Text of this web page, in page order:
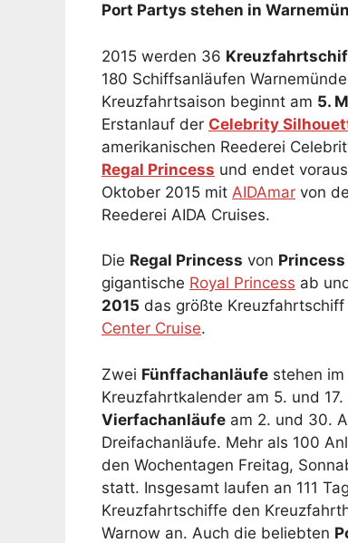
Port Partys stehen in
2015 werden 36
180 Schiffsanläufen
Kreuzfahrtsaison beginnt am 5.
Erstanlauf der Celebrity
amerikanischen Reederei
Regal Princess und endet
Oktober 2015 mit AIDAmar von
Reederei AIDA Cruises.
Die Regal Princess von
gigantische Royal Princess ab
2015 das größte Kreuzfahrtschiff
Center Cruise.
Zwei Fünffachanläufe stehen
Kreuzfahrtkalender am 5. und
Vierfachanläufe am 2. und 30.
Dreifachanläufe. Mehr als 100
den Wochentagen Freitag,
statt. Insgesamt laufen an 111
Kreuzfahrtschiffe den
Warnow an. Auch die beliebten